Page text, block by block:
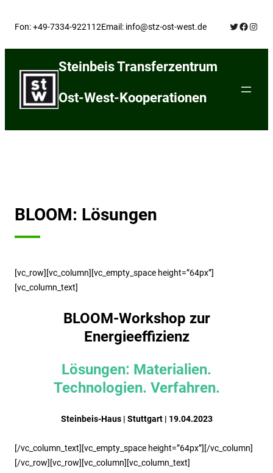
Fon: +49-7334-922112Email: info@stz-ost-west.de Twitter
Steinbeis Transferzentrum
Ost-West-Kooperationen
BLOOM: Lösungen
[vc_row][vc_column][vc_empty_space height=”64px”]
[vc_column_text]
BLOOM-Workshop zur
Energieeffizienz
Lösungen: Materialien.
Technologien. Verfahren.
Steinbeis-Haus | Stuttgart | 19.04.2023
[/vc_column_text][vc_empty_space height=”64px”][/vc_column]
[/vc_row][vc_row][vc_column][vc_column_text]